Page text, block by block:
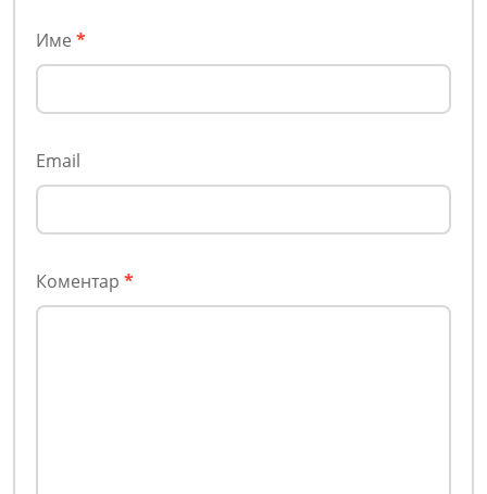
Име *
Email
Коментар *